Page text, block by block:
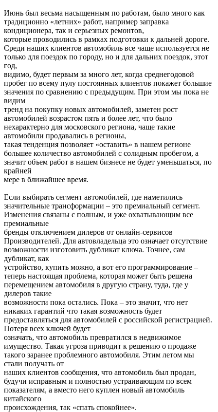
Июнь был весьма насыщенным по работам, было много как
традиционно «летних» работ, например заправка
кондиционера, так и серьезных ремонтов,
которые проводились в рамках подготовки к дальней дороге.
Среди наших клиентов автомобиль все чаще используется не
только для поездок по городу, но и для дальних поездок, этот
год,
видимо, будет первым за много лет, когда среднегодовой
пробег по всему пулу постоянных клиентов покажет большие
значения по сравнению с предыдущим. При этом мы пока не
видим
тренд на покупку новых автомобилей, заметен рост
автомобилей возрастом пять и более лет, что было
нехарактерно для московского региона, чаще такие
автомобили продавались в регионы,
такая тенденция позволяет «оставить» в нашем регионе
большее количество автомобилей с солидным пробегом, а
значит объем работ в нашем бизнесе не будет уменьшаться, по
крайней
мере в ближайшее время.
Если выбирать сегмент автомобилей, где наметились
значительные трансформации – это премиальный сегмент.
Изменения связаны с полным, и уже охватывающим все
премиальные
бренды отключением дилеров от онлайн-сервисов
Производителей. Для автовладельца это означает отсутствие
возможности изготовить дубликат ключа. Точнее, сам
дубликат, как
устройство, купить можно, а вот его программирование –
теперь настоящая проблема, которая может быть решена
перемещением автомобиля в другую страну, туда, где у
дилеров такие
возможности пока остались. Пока – это значит, что нет
никаких гарантий что такая возможность будет
предоставляться для автомобилей с российской регистрацией.
Потеря всех ключей будет
означать, что автомобиль превратился в недвижимое
имущество. Такая угроза приводит к решению о продаже
такого заранее проблемного автомобиля. Этим летом мы
стали получать от
наших клиентов сообщения, что автомобиль был продан,
будучи исправным и полностью устраивающим по всем
показателям, а вместо него куплен новый автомобиль
китайского
происхождения, так «спать спокойнее».